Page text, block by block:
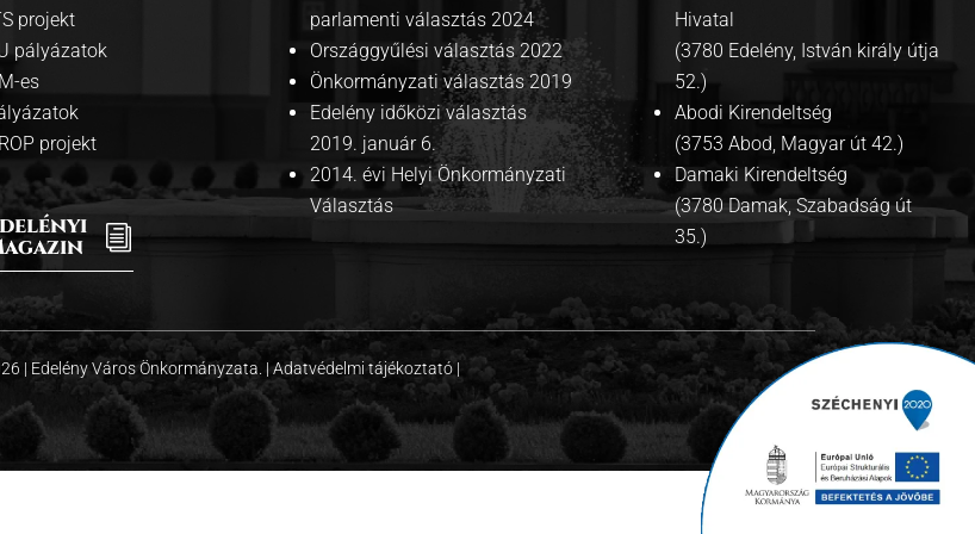
projekt
pályázatok
es
projekt
i
parlamenti választás 2024
Országgyűlési választás 2022
Önkormányzati választás 2019
Edelény időközi választás
2019. január 6.
2014. évi Helyi Önkormányzati
Választás
Hivatal
(3780 Edelény, István király útja
52.)
Abodi Kirendeltség
(3753 Abod, Magyar út 42.)
Damaki Kirendeltség
(3780 Damak, Szabadság út
35.)
| Edelény Város Önkormányzata. |Adatvédelmi tájékoztató|